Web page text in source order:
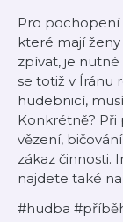
Pro pochopení
které mají
zpívat, je
se totiž v Íránu
hudebnicí,
Konkrétně? Při
vězení,
zákaz činnosti.
najdete také na
#hudba